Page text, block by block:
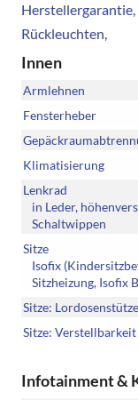
Rückleuchten,
Innen
Armlehnen
Fensterheber
Klimatisierung
Lenkrad
in Leder,
Schaltwippen
Sitze
Isofix
Sitzheizung, Isofix
Sitze: Lordosenstütze
Sitze: Verstellbarkeit
Infotainment &